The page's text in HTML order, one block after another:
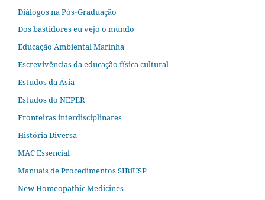
Diálogos na Pós‐Graduação
Dos bastidores eu vejo o mundo
Educação Ambiental Marinha
Escrevivências da educação física cultural
Estudos da Ásia​
Estudos do NEPER
Fronteiras interdisciplinares
História Diversa
MAC Essencial
Manuais de Procedimentos SIBiUSP
New Homeopathic Medicines